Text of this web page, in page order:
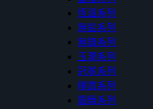
恆溫系列
無鉛系列
無鋒系列
玉潤系列
冠冕系列
樸真系列
圓舞系列